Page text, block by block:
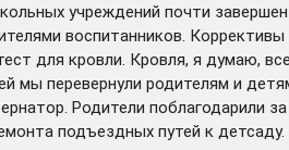
учреждений почти
воспитанников.
для кровли. Кровля, я думаю,
перевернули родителям и
Родители поблагодарили
подъездных путей к